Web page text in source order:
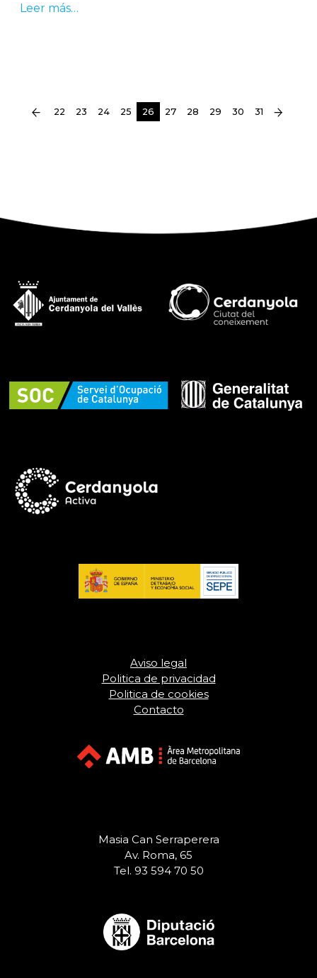
Leer más…
22 23 24 25 26(current)
27 28 29 30 31
Aviso legal
Politica de privacidad
Politica de cookies
Contacto
Masia Can Serraperera
Av. Roma, 65
Tel. 93 594 70 50